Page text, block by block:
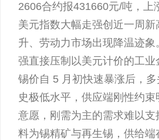
2606合约报431660元/吨，
美元指数大幅走强创近一周
升、劳动力市场出现降温迹
强直接压制以美元计价的工
锡价自 5 月初快速暴涨后，
史极低水平，供应端刚性约
意愿，刚需为主的需求难以
料为锡精矿与再生锡，供给